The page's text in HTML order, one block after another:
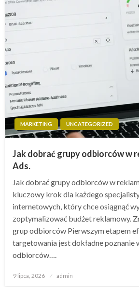
MARKETING UNCATEGORIZED
Jak dobrać grupy odbiorców w
Ads.
Jak dobrać grupy odbiorców w
kluczowy krok dla każdego
internetowych, który chce osiągnąć
zoptymalizować budżet reklamowy.
grup odbiorców Pierwszym etapem
targetowania jest dokładne poznanie
odbiorców….
Opublikowane
9 lipca, 2026 admin